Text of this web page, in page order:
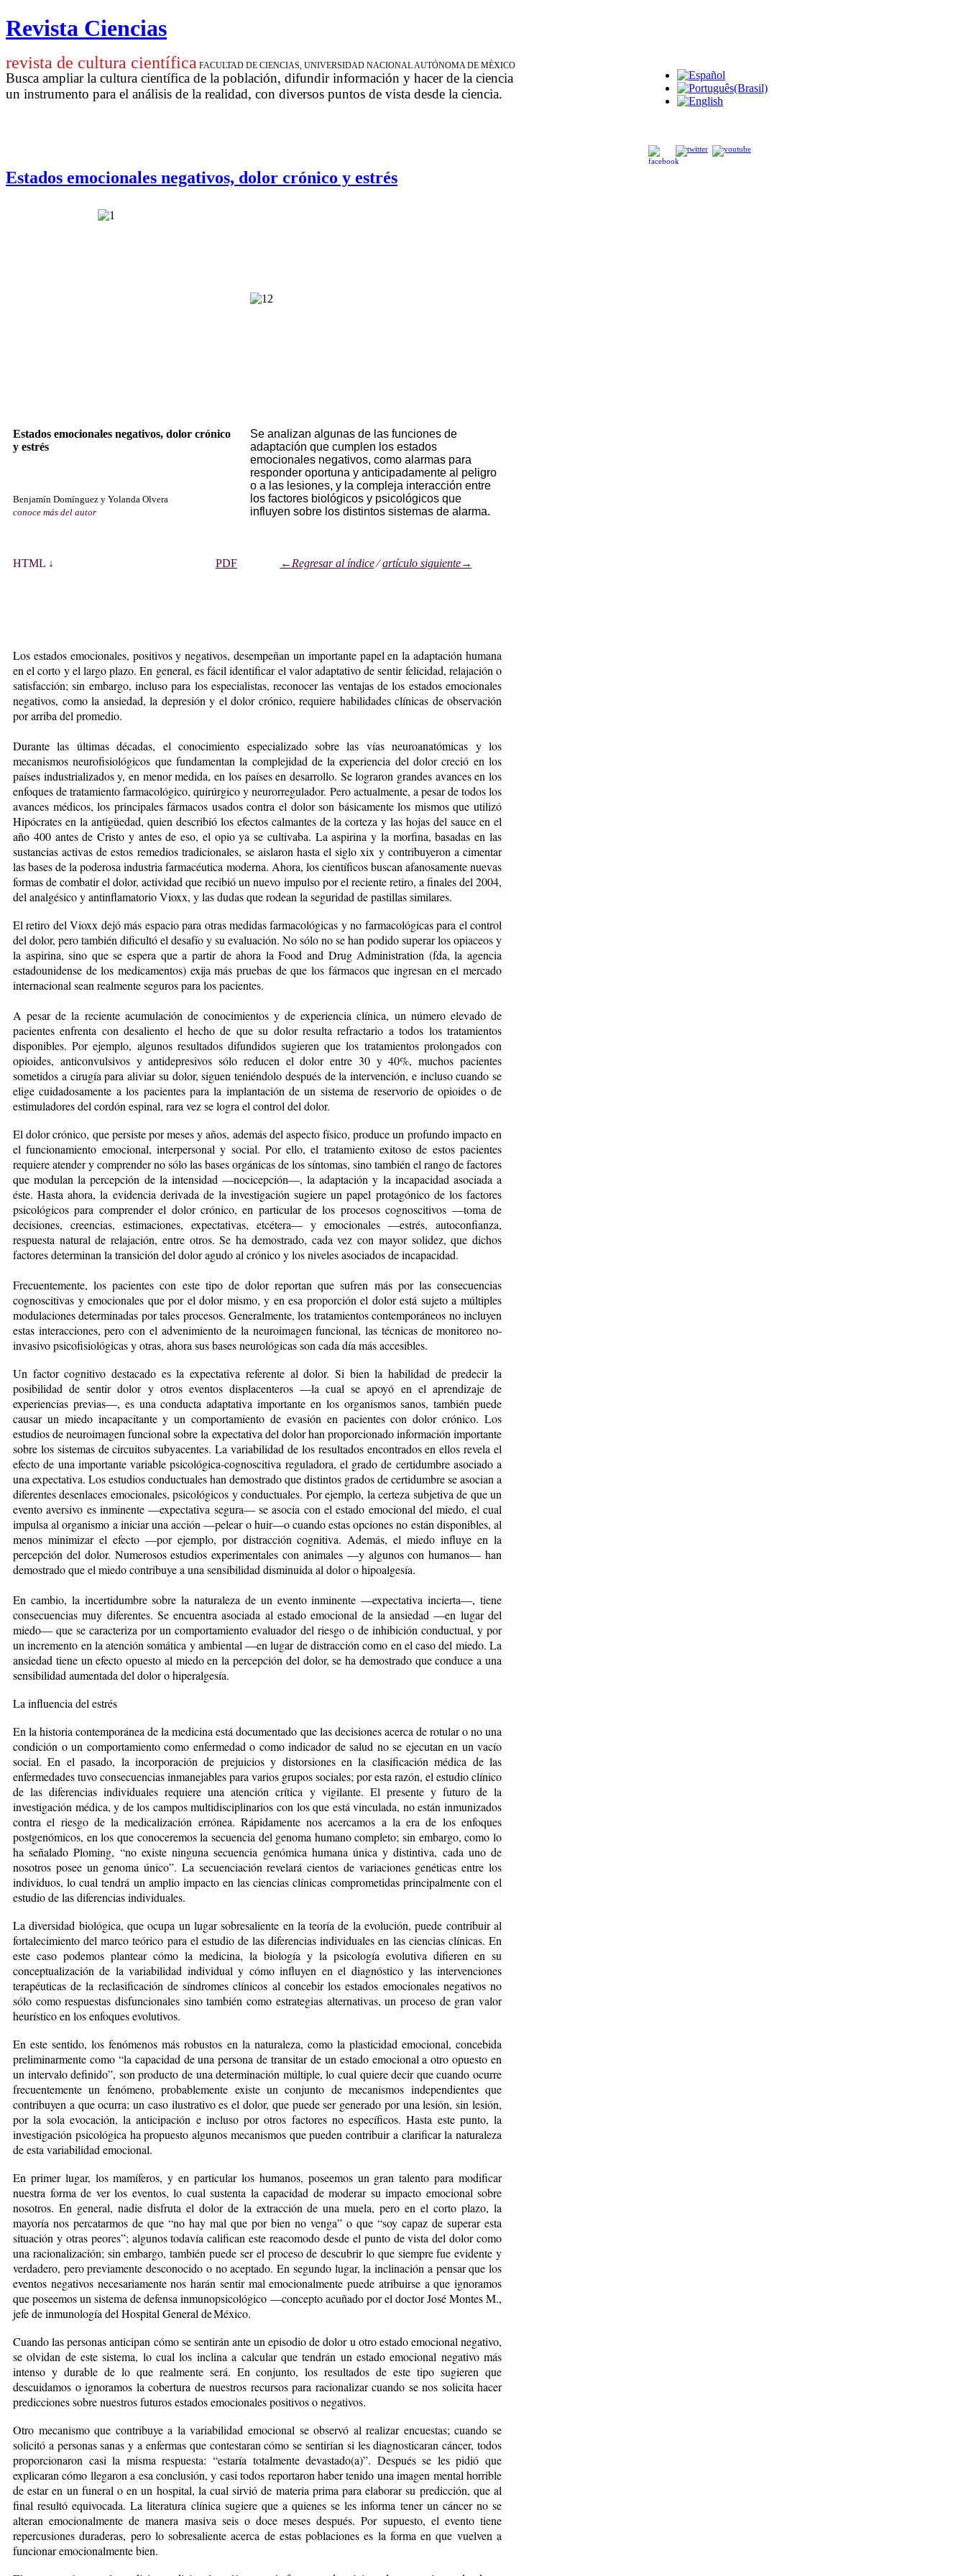
Revista Ciencias
revista de cultura científica FACULTAD DE CIENCIAS, UNIVERSIDAD NACIONAL AUTÓNOMA DE MÉXICO
Busca ampliar la cultura científica de la población, difundir información y hacer de la ciencia
un instrumento para el análisis de la realidad, con diversos puntos de vista desde la ciencia.
Estados emocionales negativos, dolor crónico y estrés
Estados emocionales negativos, dolor crónico
y estrés
Se analizan algunas de las funciones de
adaptación que cumplen los estados
emocionales negativos, como alarmas para
responder oportuna y anticipadamente al peligro
o a las lesiones, y la compleja interacción entre
los factores biológicos y psicológicos que
influyen sobre los distintos sistemas de alarma.
Benjamín Domínguez y Yolanda Olvera
conoce más del autor
HTML ↓ PDF ←Regresar al índice⁄artículo siguiente→
Los estados emocionales, positivos y negativos, desempeñan un importante papel en la adaptación humana
en el corto y el largo plazo. En general, es fácil identificar el valor adapta­tivo de sentir felicidad, relajación o
satisfacción; sin embargo, incluso pa­ra los especialistas, reconocer las ven­tajas de los estados emocionales
negativos, como la ansiedad, la depresión y el dolor crónico, requiere habilidades clínicas de observación
por arriba del promedio.
Durante las últimas décadas, el conocimiento especializado sobre las vías neuroanatómicas y los
mecanismos neurofisiológicos que fundamentan la complejidad de la experiencia del dolor creció en los
países industrializados y, en menor medida, en los países en desarrollo. Se lograron grandes avances en los
enfoques de tratamiento farmacológico, quirúrgico y neurorregulador. Pero actualmente, a pesar de todos los
avances médicos, los principales fármacos usados contra el dolor son básicamente los mismos que utilizó
Hipócrates en la antigüedad, quien describió los efectos calmantes de la corteza y las hojas del sauce en el
año 400 antes de Cristo y antes de eso, el opio ya se cultivaba. La aspirina y la morfina, basadas en las
sustancias activas de estos remedios tradicionales, se aislaron hasta el siglo xix y contribuyeron a cimentar
las bases de la poderosa industria farmacéuti­ca moderna. Ahora, los científicos buscan afanosamente nuevas
formas de combatir el dolor, actividad que recibió un nuevo impulso por el reciente retiro, a finales del 2004,
del analgésico y antinflamatorio Vioxx, y las dudas que rodean la seguridad de pastillas similares.
El retiro del Vioxx dejó más espacio para otras medidas farmacológicas y no farmacológicas para el control
del dolor, pero también dificultó el desafío y su evaluación. No sólo no se han podido superar los opiaceos y
la aspirina, sino que se espera que a partir de ahora la Food and Drug Administration (fda, la agencia
estadounidense de los medicamentos) exija más pruebas de que los fármacos que ingresan en el mercado
internacional sean realmente seguros para los pacientes.
A pesar de la reciente acumulación de conocimientos y de experiencia clínica, un número elevado de
pacientes enfrenta con desaliento el hecho de que su dolor resulta refractario a todos los tratamientos
disponibles. Por ejemplo, algunos resultados difundidos sugieren que los tratamientos prolongados con
opioi­des, anticonvulsivos y antidepresivos sólo reducen el dolor entre 30 y 40%, muchos pacientes
sometidos a cirugía para aliviar su dolor, siguen teniéndolo después de la intervención, e incluso cuando se
elige cuidadosamente a los pacientes para la implantación de un sistema de reservorio de opioides o de
estimuladores del cordón espinal, rara vez se logra el control del dolor.
El dolor crónico, que persiste por meses y años, además del aspecto físico, produce un profundo impacto en
el funcionamiento emocional, interpersonal y social. Por ello, el tratamiento exitoso de estos pacientes
requiere atender y comprender no sólo las bases orgánicas de los síntomas, sino también el rango de factores
que modulan la percepción de la intensidad —nocicepción—, la adaptación y la incapacidad asociada a
éste. Hasta ahora, la evidencia derivada de la investigación sugiere un papel protagónico de los factores
psicológicos para comprender el dolor crónico, en particular de los procesos cognoscitivos —toma de
decisiones, creencias, estimaciones, expectativas, etcétera— y emocionales —estrés, autoconfianza,
respuesta natural de relajación, entre otros. Se ha demostrado, cada vez con mayor solidez, que dichos
factores determinan la transición del dolor agudo al crónico y los niveles asociados de incapacidad.
Frecuentemente, los pacientes con este tipo de dolor reportan que sufren más por las consecuencias
cognoscitivas y emocionales que por el dolor mismo, y en esa proporción el dolor está sujeto a múltiples
modulaciones determinadas por tales procesos. Generalmente, los tratamientos contemporáneos no incluyen
estas interacciones, pero con el advenimiento de la neuroimagen funcional, las técnicas de monitoreo no-
invasivo psicofisiológicas y otras, ahora sus bases neurológicas son cada día más accesibles.
Un factor cognitivo destacado es la expectativa referente al dolor. Si bien la habilidad de predecir la
posibilidad de sentir dolor y otros eventos displacenteros —la cual se apoyó en el aprendizaje de
experiencias previas—, es una conducta adaptativa importante en los organismos sanos, también puede
causar un miedo incapacitante y un comportamiento de evasión en pacientes con dolor crónico. Los
estudios de neuroimagen funcional sobre la expectativa del dolor han proporcionado información importante
sobre los sistemas de circuitos subyacentes. La variabilidad de los resultados encontrados en ellos revela el
efecto de una importante variable psicológica-cognoscitiva reguladora, el grado de certidumbre asociado a
una expectativa. Los estudios conductuales han demostrado que distintos grados de certidumbre se asocian a
diferentes desenlaces emocionales, psicológicos y conductuales. Por ejemplo, la certeza subjetiva de que un
evento aversivo es inminente —expectativa segura— se asocia con el estado emocional del miedo, el cual
impulsa al organismo a iniciar una acción —pelear o huir—o cuando estas opciones no están disponibles, al
menos minimizar el efecto —por ejemplo, por distracción cognitiva. Además, el mie­do influye en la
percepción del dolor. Numerosos estudios experimentales con animales —y algunos con humanos— han
demostrado que el miedo contribuye a una sensibilidad disminuida al dolor o hipoal­gesía.
En cambio, la incertidumbre sobre la naturaleza de un evento inminente —expectativa incierta—, tiene
consecuencias muy diferentes. Se encuentra asociada al estado emocional de la ansiedad —en lugar del
miedo— que se caracteriza por un comportamiento evaluador del riesgo o de inhibición conductual, y por
un incremento en la atención somática y ambiental —en lugar de distracción como en el caso del miedo. La
ansiedad tiene un efecto opuesto al miedo en la percepción del dolor, se ha demostrado que conduce a una
sensibilidad aumentada del dolor o hiperalgesía.
La influencia del estrés
En la historia contemporánea de la medicina está documentado que las decisiones acerca de rotular o no una
condición o un comportamiento como enfermedad o como indicador de salud no se ejecutan en un vacío
social. En el pasado, la incorporación de prejuicios y distorsiones en la clasificación médica de las
enfermedades tuvo consecuencias inmanejables para varios grupos sociales; por esta razón, el estudio clínico
de las diferencias individuales requiere una atención crítica y vigilante. El presente y futuro de la
investigación médica, y de los campos multidisciplinarios con los que está vinculada, no están inmunizados
contra el riesgo de la medicalización errónea. Rápidamente nos acercamos a la era de los enfoques
postgenómicos, en los que conoceremos la secuencia del genoma humano completo; sin embargo, como lo
ha señalado Ploming, “no existe ninguna secuencia genó­mica humana única y distintiva, ca­da uno de
nosotros posee un genoma único”. La secuenciación revelará cientos de variaciones genéticas entre los
individuos, lo cual tendrá un amplio impacto en las ciencias clínicas comprometidas principalmente con el
estudio de las diferencias individuales.
La diversidad biológica, que ocupa un lugar sobresaliente en la teoría de la evolución, puede contribuir al
fortalecimiento del marco teórico para el estudio de las diferencias individuales en las ciencias clínicas. En
este caso podemos plantear cómo la medicina, la biología y la psicología evolutiva difieren en su
conceptualización de la variabilidad individual y cómo influyen en el diagnóstico y las intervenciones
terapéuticas de la reclasificación de síndromes clínicos al concebir los estados emocionales negativos no
sólo como respuestas disfuncionales sino también como estrategias alternativas, un proceso de gran valor
heurístico en los enfoques evolutivos.
En este sentido, los fenómenos más robustos en la naturaleza, como la plasticidad emocional, concebida
preliminarmente como “la capacidad de una persona de transitar de un estado emocional a otro opuesto en
un intervalo definido”, son producto de una determinación múltiple, lo cual quiere decir que cuando ocurre
frecuentemente un fenómeno, probablemente existe un conjunto de mecanismos independientes que
contribuyen a que ocurra; un caso ilustrativo es el dolor, que puede ser generado por una lesión, sin lesión,
por la sola evocación, la anticipación e incluso por otros factores no específicos. Hasta este punto, la
investigación psicológica ha propuesto algunos mecanismos que pueden contribuir a clarificar la naturaleza
de esta variabilidad emocional.
En primer lugar, los mamíferos, y en particular los humanos, poseemos un gran talento para modificar
nuestra forma de ver los eventos, lo cual sustenta la capacidad de moderar su impacto emocional sobre
nosotros. En general, nadie disfruta el dolor de la extracción de una muela, pero en el corto plazo, la
mayoría nos percatarmos de que “no hay mal que por bien no venga” o que “soy capaz de superar esta
situación y otras peores”; algunos todavía califican este reacomodo desde el punto de vista del dolor como
una racionalización; sin embargo, también puede ser el proceso de descubrir lo que siempre fue evidente y
verdadero, pero previamente desconocido o no aceptado. En segundo lugar, la inclinación a pensar que los
eventos negativos necesariamente nos harán sentir mal emocionalmente puede atribuirse a que ignoramos
que poseemos un sistema de defensa inmunopsicológico —concepto acuñado por el doctor José Montes M.,
jefe de inmunología del Hospital General de México.
Cuando las personas anticipan cómo se sentirán ante un episodio de dolor u otro estado emocional negativo,
se olvidan de este sistema, lo cual los inclina a calcular que tendrán un estado emocional negativo más
intenso y durable de lo que realmente será. En conjunto, los resultados de este tipo sugieren que
descuidamos o ignoramos la cobertura de nuestros recursos para racionalizar cuando se nos solicita hacer
predicciones sobre nuestros futuros estados emocionales positivos o negativos.
Otro mecanismo que contribuye a la variabilidad emocional se observó al realizar encuestas; cuando se
solicitó a personas sanas y a enfermas que contestaran cómo se sentirían si les diagnosticaran cáncer, todos
proporcionaron casi la misma respuesta: “estaría totalmente devastado(a)”. Después se les pidió que
explicaran cómo llegaron a esa conclusión, y casi todos reportaron haber tenido una imagen mental horrible
de estar en un funeral o en un hospital, la cual sirvió de materia prima para elaborar su predicción, que al
final resultó equivocada. La literatura clínica sugiere que a quienes se les informa tener un cáncer no se
alteran emocionalmente de manera masiva seis o doce meses después. Por supuesto, el evento tiene
repercusiones duraderas, pero lo sobresaliente acerca de estas poblaciones es la forma en que vuelven a
funcionar emocionalmente bien.